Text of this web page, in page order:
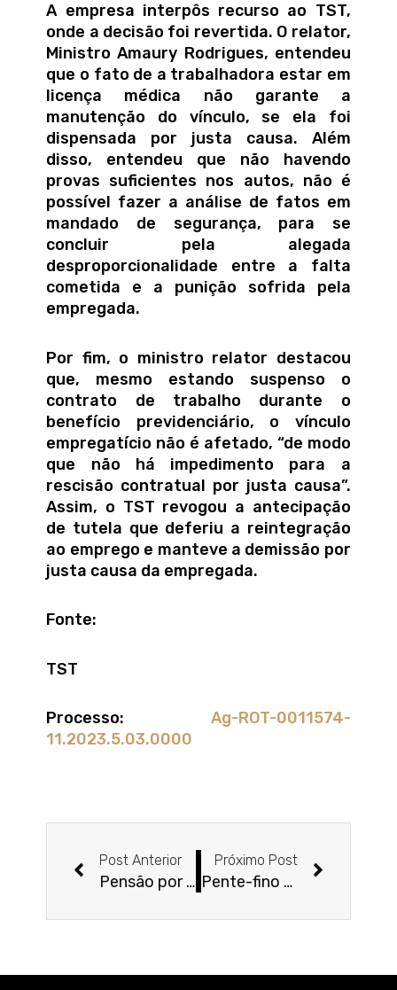
A empresa interpôs recurso ao TST,
onde a decisão foi revertida. O relator,
Ministro Amaury Rodrigues, entendeu
que o fato de a trabalhadora estar em
licença médica não garante a
manutenção do vínculo, se ela foi
dispensada por justa causa. Além
disso, entendeu que não havendo
provas suficientes nos autos, não é
possível fazer a análise de fatos em
mandado de segurança, para se
concluir pela alegada
desproporcionalidade entre a falta
cometida e a punição sofrida pela
empregada.
Por fim, o ministro relator destacou
que, mesmo estando suspenso o
contrato de trabalho durante o
benefício previdenciário, o vínculo
empregatício não é afetado, “de modo
que não há impedimento para a
rescisão contratual por justa causa”.
Assim, o TST revogou a antecipação
de tutela que deferiu a reintegração
ao emprego e manteve a demissão por
justa causa da empregada.
Fonte:
TST
Processo: Ag-ROT-0011574-
11.2023.5.03.0000
Anterior
Post Anterior
Pensão por morte: quais as regras para o valor do benefício pago aos viúvos e viúvas:
Próximo Post
Pente-fino do INSS em 2024: saiba tudo sobre a revisão e seus direitos!